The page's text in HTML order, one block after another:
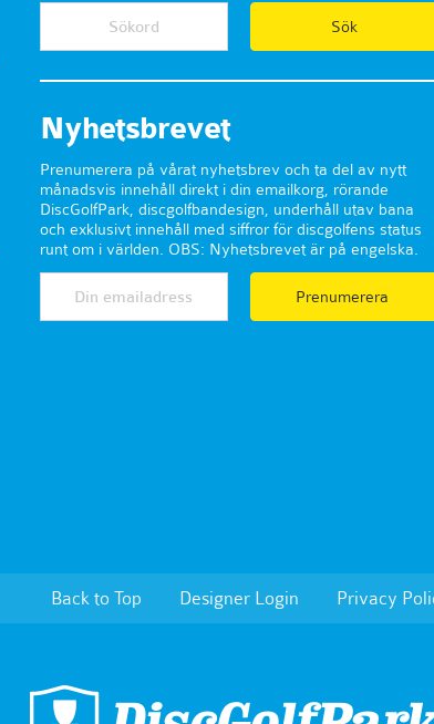
Nyhetsbrevet
Prenumerera på vårat nyhetsbrev och ta del av nytt
månadsvis innehåll direkt i din emailkorg, rörande
DiscGolfPark, discgolfbandesign, underhåll utav bana
och exklusivt innehåll med siffror för discgolfens status
runt om i världen. OBS: Nyhetsbrevet är på engelska.
Prenumerera
Back to Top Designer Login Privacy